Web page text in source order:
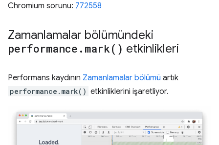
Chromium sorunu: 772558
Zamanlamalar bölümündeki
performance . mark( ) etkinlikleri
Performans kaydının Zamanlamalar bölümü artık
performance.mark() etkinliklerini işaretliyor.